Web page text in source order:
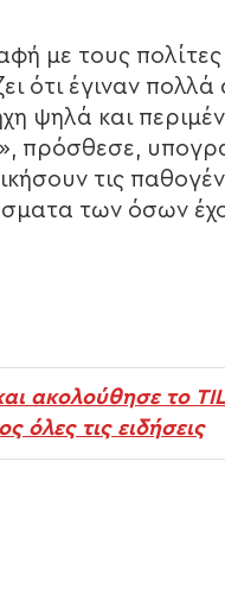
με τους
ότι έγιναν
ψηλά και
πρόσθεσε,
τις
των όσων
ακολούθησε το
όλες τις ειδήσεις